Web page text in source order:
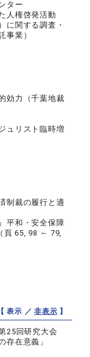
ター
人権啓発活動
に関する調査・
事業）
効力（千葉地裁
ュリスト臨時増
制裁の履行と適
平和・安全保障
65, 98 ～ 79,
【 表示 ／非表示 】
25回研究大会
存在意義」